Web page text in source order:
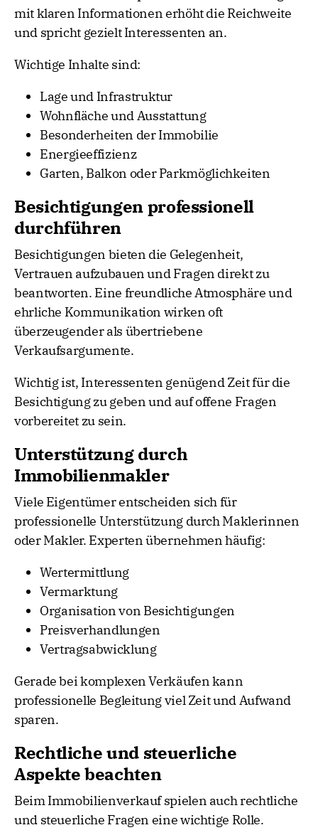
mit klaren Informationen erhöht die Reichweite
und spricht gezielt Interessenten an.
Wichtige Inhalte sind:
Lage und Infrastruktur
Wohnfläche und Ausstattung
Besonderheiten der Immobilie
Energieeffizienz
Garten, Balkon oder Parkmöglichkeiten
Besichtigungen professionell
durchführen
Besichtigungen bieten die Gelegenheit,
Vertrauen aufzubauen und Fragen direkt zu
beantworten. Eine freundliche Atmosphäre und
ehrliche Kommunikation wirken oft
überzeugender als übertriebene
Verkaufsargumente.
Wichtig ist, Interessenten genügend Zeit für die
Besichtigung zu geben und auf offene Fragen
vorbereitet zu sein.
Unterstützung durch
Immobilienmakler
Viele Eigentümer entscheiden sich für
professionelle Unterstützung durch Maklerinnen
oder Makler. Experten übernehmen häufig:
Wertermittlung
Vermarktung
Organisation von Besichtigungen
Preisverhandlungen
Vertragsabwicklung
Gerade bei komplexen Verkäufen kann
professionelle Begleitung viel Zeit und Aufwand
sparen.
Rechtliche und steuerliche
Aspekte beachten
Beim Immobilienverkauf spielen auch rechtliche
und steuerliche Fragen eine wichtige Rolle.